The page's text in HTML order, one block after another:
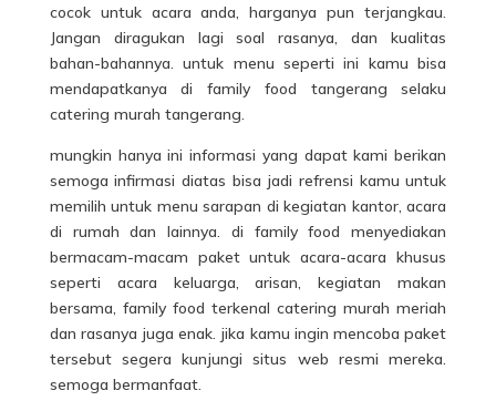
cocok untuk acara anda, harganya pun terjangkau.
Jangan diragukan lagi soal rasanya, dan kualitas
bahan-bahannya. untuk menu seperti ini kamu bisa
mendapatkanya di family food tangerang selaku
catering murah tangerang.
mungkin hanya ini informasi yang dapat kami berikan
semoga infirmasi diatas bisa jadi refrensi kamu untuk
memilih untuk menu sarapan di kegiatan kantor, acara
di rumah dan lainnya. di family food menyediakan
bermacam-macam paket untuk acara-acara khusus
seperti acara keluarga, arisan, kegiatan makan
bersama, family food terkenal catering murah meriah
dan rasanya juga enak. jika kamu ingin mencoba paket
tersebut segera kunjungi situs web resmi mereka.
semoga bermanfaat.